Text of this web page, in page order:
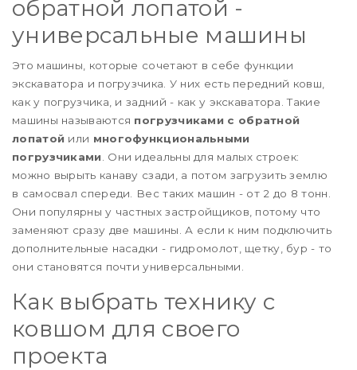
обратной лопатой -
универсальные машины
Это машины, которые сочетают в себе функции
экскаватора и погрузчика. У них есть передний ковш,
как у погрузчика, и задний - как у экскаватора. Такие
машины называются погрузчиками с обратной
лопатой или многофункциональными
погрузчиками
. Они идеальны для малых строек:
можно вырыть канаву сзади, а потом загрузить землю
в самосвал спереди. Вес таких машин - от 2 до 8 тонн.
Они популярны у частных застройщиков, потому что
заменяют сразу две машины. А если к ним подключить
дополнительные насадки - гидромолот, щетку, бур - то
они становятся почти универсальными.
Как выбрать технику с
ковшом для своего
проекта